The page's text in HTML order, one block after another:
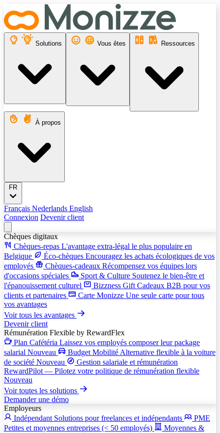
Solutions Vous êtes Ressources
À propos
Français Nederlands English
Connexion Devenir client
Chèques digitaux
Chèques-repas L'avantage extra-légal le plus populaire en
Belgique
Éco-chèques Encouragez les achats écologiques de vos
employés
Chèques-cadeaux Récompensez vos équipes lors
d'occasions spéciales
Sport & Culture Soutenez le bien-être et
l'épanouissement culturel
Bizzness Gift Cadeaux B2B pour vos
clients et partenaires
Carte Monizze Une seule carte pour tous
vos avantages
Voir tous les avantages
Devenir client
Rémunération Flexible by RewardFlex
Plan Cafétéria Laissez vos employés composer leur package
salarial Nouveau Budget Mobilité Alternative flexible à la voiture
de société Nouveau
Gestion salariale et rémunération
RewardPilot — Pilotez votre politique de rémunération flexible
Nouveau
Voir toutes les solutions
Demander une démo
Employeurs
Indépendant Solutions pour freelances et indépendants
PME
Petites et moyennes entreprises (< 50 employés)
Moyennes &